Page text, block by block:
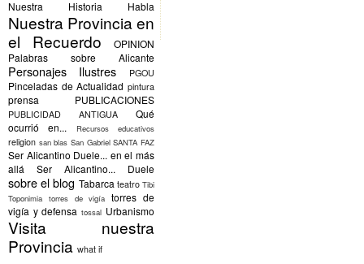
Nuestra Historia Habla
Nuestra Provincia en
el Recuerdo
OPINION
Palabras sobre Alicante
Personajes Ilustres PGOU
Pinceladas de Actualidad pintura
prensa PUBLICACIONES
PUBLICIDAD ANTIGUA
Qué
ocurrió en...
Recursos educativos
religion san blas San Gabriel SANTA FAZ
Ser Alicantino Duele... en el más
allá
Ser Alicantino... Duele
sobre el blog Tabarca teatro Tibi
Toponimia torres de vigía torres de
vigía y defensa tossal Urbanismo
Visita nuestra
Provincia what if